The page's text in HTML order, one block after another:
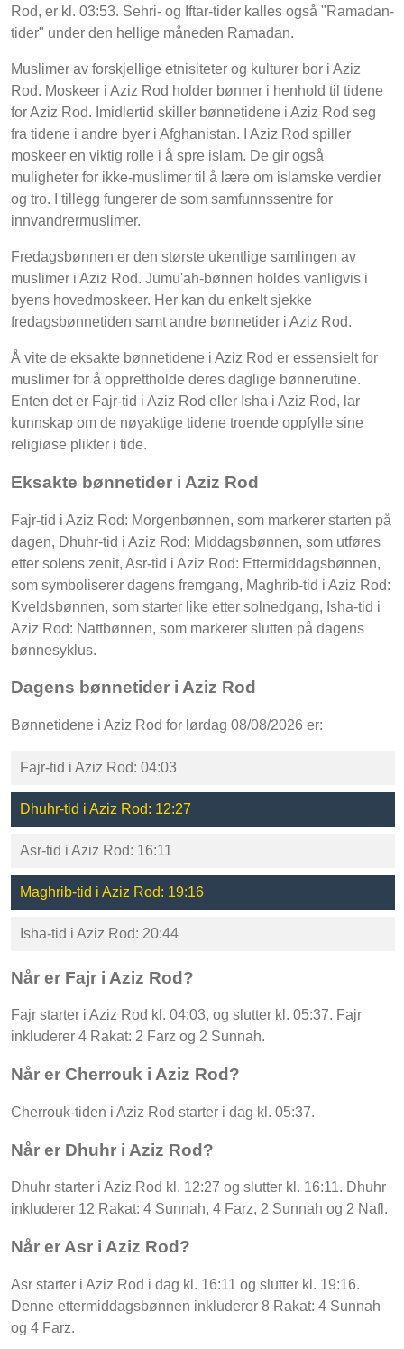
Rod, er kl. 03:53. Sehri- og Iftar-tider kalles også "Ramadan-
tider" under den hellige måneden Ramadan.
Muslimer av forskjellige etnisiteter og kulturer bor i Aziz
Rod. Moskeer i Aziz Rod holder bønner i henhold til tidene
for Aziz Rod. Imidlertid skiller bønnetidene i Aziz Rod seg
fra tidene i andre byer i Afghanistan. I Aziz Rod spiller
moskeer en viktig rolle i å spre islam. De gir også
muligheter for ikke-muslimer til å lære om islamske verdier
og tro. I tillegg fungerer de som samfunnssentre for
innvandrermuslimer.
Fredagsbønnen er den største ukentlige samlingen av
muslimer i Aziz Rod. Jumu'ah-bønnen holdes vanligvis i
byens hovedmoskeer. Her kan du enkelt sjekke
fredagsbønnetiden samt andre bønnetider i Aziz Rod.
Å vite de eksakte bønnetidene i Aziz Rod er essensielt for
muslimer for å opprettholde deres daglige bønnerutine.
Enten det er Fajr-tid i Aziz Rod eller Isha i Aziz Rod, lar
kunnskap om de nøyaktige tidene troende oppfylle sine
religiøse plikter i tide.
Eksakte bønnetider i Aziz Rod
Fajr-tid i Aziz Rod: Morgenbønnen, som markerer starten på
dagen, Dhuhr-tid i Aziz Rod: Middagsbønnen, som utføres
etter solens zenit, Asr-tid i Aziz Rod: Ettermiddagsbønnen,
som symboliserer dagens fremgang, Maghrib-tid i Aziz Rod:
Kveldsbønnen, som starter like etter solnedgang, Isha-tid i
Aziz Rod: Nattbønnen, som markerer slutten på dagens
bønnesyklus.
Dagens bønnetider i Aziz Rod
Bønnetidene i Aziz Rod for lørdag 08/08/2026 er:
Fajr-tid i Aziz Rod: 04:03
Dhuhr-tid i Aziz Rod: 12:27
Asr-tid i Aziz Rod: 16:11
Maghrib-tid i Aziz Rod: 19:16
Isha-tid i Aziz Rod: 20:44
Når er Fajr i Aziz Rod?
Fajr starter i Aziz Rod kl. 04:03, og slutter kl. 05:37. Fajr
inkluderer 4 Rakat: 2 Farz og 2 Sunnah.
Når er Cherrouk i Aziz Rod?
Cherrouk-tiden i Aziz Rod starter i dag kl. 05:37.
Når er Dhuhr i Aziz Rod?
Dhuhr starter i Aziz Rod kl. 12:27 og slutter kl. 16:11. Dhuhr
inkluderer 12 Rakat: 4 Sunnah, 4 Farz, 2 Sunnah og 2 Nafl.
Når er Asr i Aziz Rod?
Asr starter i Aziz Rod i dag kl. 16:11 og slutter kl. 19:16.
Denne ettermiddagsbønnen inkluderer 8 Rakat: 4 Sunnah
og 4 Farz.